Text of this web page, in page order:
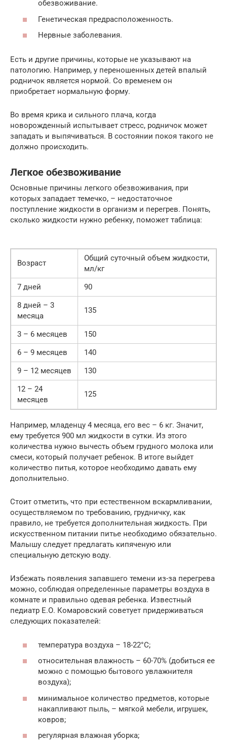
обезвоживание.
Генетическая предрасположенность.
Нервные заболевания.
Есть и другие причины, которые не указывают на
патологию. Например, у переношенных детей впалый
родничок является нормой. Со временем он
приобретает нормальную форму.
Во время крика и сильного плача, когда
новорожденный испытывает стресс, родничок может
западать и выпячиваться. В состоянии покоя такого не
должно происходить.
Легкое обезвоживание
Основные причины легкого обезвоживания, при
которых западает темечко, – недостаточное
поступление жидкости в организм и перегрев. Понять,
сколько жидкости нужно ребенку, поможет таблица:
Возраст
Общий суточный объем жидкости,
мл/кг
7 дней
90
8 дней – 3
месяца
135
3 – 6 месяцев
150
6 – 9 месяцев
140
9 – 12 месяцев
130
12 – 24
месяцев
125
Например, младенцу 4 месяца, его вес – 6 кг. Значит,
ему требуется 900 мл жидкости в сутки. Из этого
количества нужно вычесть объем грудного молока или
смеси, который получает ребенок. В итоге выйдет
количество питья, которое необходимо давать ему
дополнительно.
Стоит отметить, что при естественном вскармливании,
осуществляемом по требованию, грудничку, как
правило, не требуется дополнительная жидкость. При
искусственном питании питье необходимо обязательно.
Малышу следует предлагать кипяченую или
специальную детскую воду.
Избежать появления запавшего темени из-за перегрева
можно, соблюдая определенные параметры воздуха в
комнате и правильно одевая ребенка. Известный
педиатр Е.О. Комаровский советует придерживаться
следующих показателей:
температура воздуха – 18-22°С;
относительная влажность – 60-70% (добиться ее
можно с помощью бытового увлажнителя
воздуха);
минимальное количество предметов, которые
накапливают пыль, – мягкой мебели, игрушек,
ковров;
регулярная влажная уборка;